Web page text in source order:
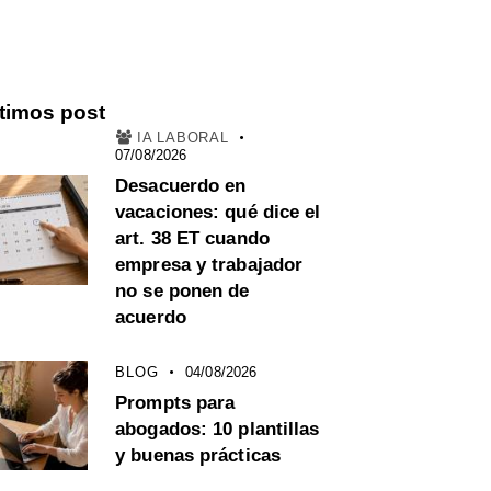
post
IA LABORAL
07/08/2026
Desacuerdo en
vacaciones: qué dice el
art. 38 ET cuando
empresa y trabajador
no se ponen de
acuerdo
BLOG 04/08/2026
Prompts para
abogados: 10 plantillas
y buenas prácticas